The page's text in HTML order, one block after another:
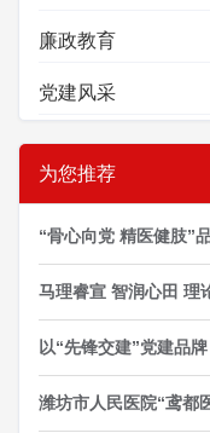
廉政教育
党建风采
为您推荐
“骨心向党 精医健肢”
马理睿宣 智润心田 理
以“先锋交建”党建品
潍坊市人民医院“鸢都